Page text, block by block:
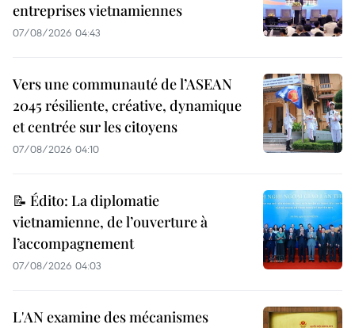
entreprises vietnamiennes
07/08/2026 04:43
Vers une communauté de l’ASEAN
2045 résiliente, créative, dynamique
et centrée sur les citoyens
07/08/2026 04:10
📝 Édito: La diplomatie
vietnamienne, de l’ouverture à
l’accompagnement
07/08/2026 04:03
L'AN examine des mécanismes